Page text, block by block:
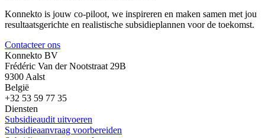
Konnekto is jouw co-piloot, we inspireren en maken samen met jou
resultaatsgerichte en realistische subsidieplannen voor de toekomst.
Contacteer ons
Konnekto BV
Frédéric Van der Nootstraat 29B
9300 Aalst
België
+32 53 59 77 35
Diensten
Subsidieaudit uitvoeren
Subsidieaanvraag voorbereiden